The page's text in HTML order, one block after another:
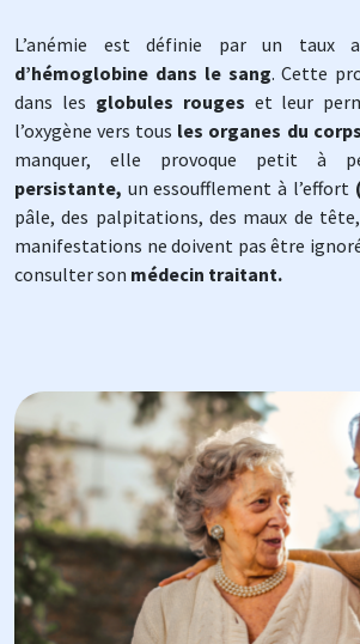
L’anémie est définie par un taux
d’hémoglobine dans le sang. Cette
dans les globules rouges et leur
l’oxygène vers tous les organes du
manquer, elle provoque petit à
persistante, un essoufflement à l’effort
pâle, des palpitations, des maux de
manifestations ne doivent pas être
consulter son médecin traitant.
Image